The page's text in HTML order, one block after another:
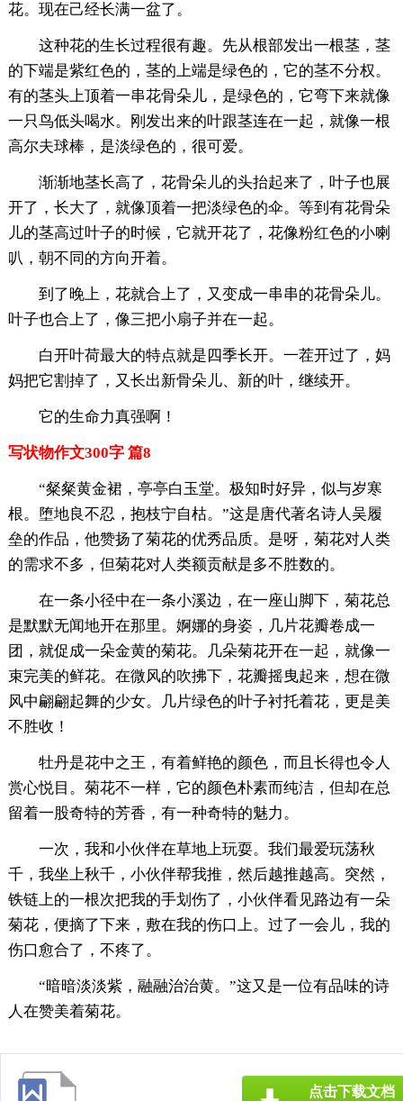
花。现在己经长满一盆了。
这种花的生长过程很有趣。先从根部发出一根茎，茎
的下端是紫红色的，茎的上端是绿色的，它的茎不分权。
有的茎头上顶着一串花骨朵儿，是绿色的，它弯下来就像
一只鸟低头喝水。刚发出来的叶跟茎连在一起，就像一根
高尔夫球棒，是淡绿色的，很可爱。
渐渐地茎长高了，花骨朵儿的头抬起来了，叶子也展
开了，长大了，就像顶着一把淡绿色的伞。等到有花骨朵
儿的茎高过叶子的时候，它就开花了，花像粉红色的小喇
叭，朝不同的方向开着。
到了晚上，花就合上了，又变成一串串的花骨朵儿。
叶子也合上了，像三把小扇子并在一起。
白开叶荷最大的特点就是四季长开。一茬开过了，妈
妈把它割掉了，又长出新骨朵儿、新的叶，继续开。
它的生命力真强啊！
写状物作文300字 篇8
“粲粲黄金裙，亭亭白玉堂。极知时好异，似与岁寒
根。堕地良不忍，抱枝宁自枯。”这是唐代著名诗人吴履
垒的作品，他赞扬了菊花的优秀品质。是呀，菊花对人类
的需求不多，但菊花对人类额贡献是多不胜数的。
在一条小径中在一条小溪边，在一座山脚下，菊花总
是默默无闻地开在那里。婀娜的身姿，几片花瓣卷成一
团，就促成一朵金黄的菊花。几朵菊花开在一起，就像一
束完美的鲜花。在微风的吹拂下，花瓣摇曳起来，想在微
风中翩翩起舞的少女。几片绿色的叶子衬托着花，更是美
不胜收！
牡丹是花中之王，有着鲜艳的颜色，而且长得也令人
赏心悦目。菊花不一样，它的颜色朴素而纯洁，但却在总
留着一股奇特的芳香，有一种奇特的魅力。
一次，我和小伙伴在草地上玩耍。我们最爱玩荡秋
千，我坐上秋千，小伙伴帮我推，然后越推越高。突然，
铁链上的一根次把我的手划伤了，小伙伴看见路边有一朵
菊花，便摘了下来，敷在我的伤口上。过了一会儿，我的
伤口愈合了，不疼了。
“暗暗淡淡紫，融融治治黄。”这又是一位有品味的诗
人在赞美着菊花。
点击下载文档